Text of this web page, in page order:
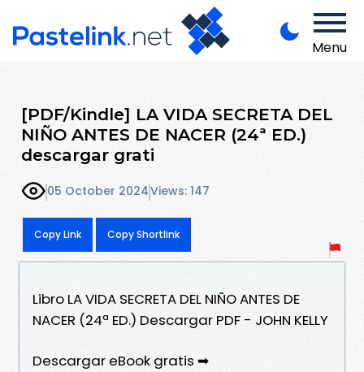
Menu
[PDF/Kindle] LA VIDA SECRETA DEL
NIÑO ANTES DE NACER (24ª ED.)
descargar grati
05 October 2024Views: 147
Copy Link Copy Shortlink
Libro LA VIDA SECRETA DEL NIÑO ANTES DE
NACER (24ª ED.) Descargar PDF - JOHN KELLY
Descargar eBook gratis ➡